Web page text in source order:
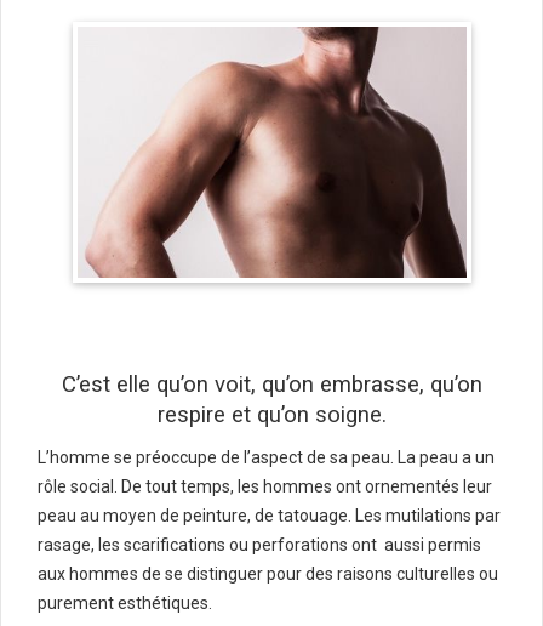
C’est elle qu’on voit, qu’on embrasse, qu’on
respire et qu’on soigne.
L’homme se préoccupe de l’aspect de sa peau. La peau a un
rôle social. De tout temps, les hommes ont ornementés leur
peau au moyen de peinture, de tatouage. Les mutilations par
rasage, les scarifications ou perforations ont aussi permis
aux hommes de se distinguer pour des raisons culturelles ou
purement esthétiques.